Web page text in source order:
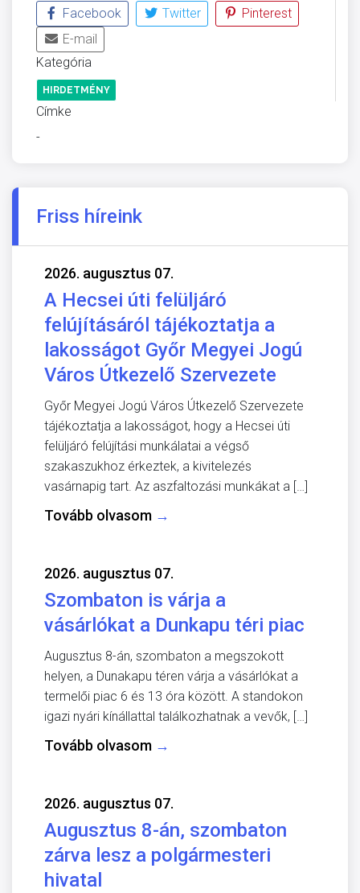
Facebook
Twitter
Pinterest
E-mail
Kategória
HIRDETMÉNY
Címke
-
Friss híreink
2026. augusztus 07.
A Hecsei úti felüljáró
felújításáról tájékoztatja a
lakosságot Győr Megyei Jogú
Város Útkezelő Szervezete
Győr Megyei Jogú Város Útkezelő Szervezete
tájékoztatja a lakosságot, hogy a Hecsei úti
felüljáró felújítási munkálatai a végső
szakaszukhoz érkeztek, a kivitelezés
vasárnapig tart. Az aszfaltozási munkákat a […]
Tovább olvasom →
2026. augusztus 07.
Szombaton is várja a
vásárlókat a Dunkapu téri piac
Augusztus 8-án, szombaton a megszokott
helyen, a Dunakapu téren várja a vásárlókat a
termelői piac 6 és 13 óra között. A standokon
igazi nyári kínállattal találkozhatnak a vevők, […]
Tovább olvasom →
2026. augusztus 07.
Augusztus 8-án, szombaton
zárva lesz a polgármesteri
hivatal